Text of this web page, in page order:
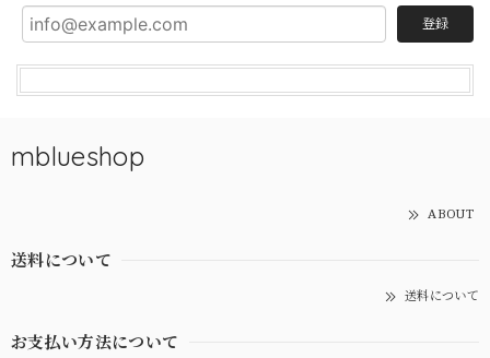
登録
mblueshop
ABOUT
送料について
送料について
お支払い方法について